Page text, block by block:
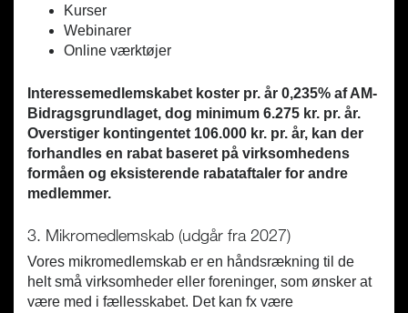
Kurser
Webinarer
Online værktøjer
Interessemedlemskabet koster pr. år 0,235% af AM-
Bidragsgrundlaget, dog minimum 6.275 kr. pr. år.
Overstiger kontingentet 106.000 kr. pr. år, kan der
forhandles en rabat baseret på virksomhedens
formåen og eksisterende rabataftaler for andre
medlemmer.
3. Mikromedlemskab (udgår fra 2027)
Vores mikromedlemskab er en håndsrækning til de
helt små virksomheder eller foreninger, som ønsker at
være med i fællesskabet. Det kan fx være